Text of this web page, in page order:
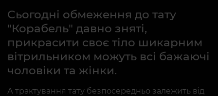
Сьогодні обмеження до тату
"Корабель" давно зняті,
прикрасити своє тіло шикарним
вітрильником можуть всі бажаючі
чоловіки та жінки.
А трактування тату безпосередньо залежить від